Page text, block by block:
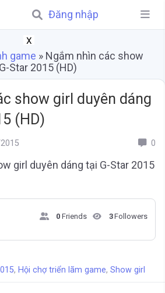
Đăng nhập
X
game » Ngắm nhìn các show
Star 2015 (HD)
show girl duyên dáng
(HD)
0
girl duyên dáng tại G-Star 2015
0 Friends 3Followers
, Hội chợ triển lãm game, Show girl